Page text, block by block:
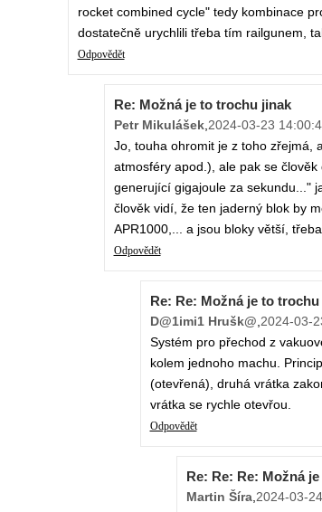
rocket combined cycle" tedy kombinace
dostatečně urychlili třeba tím railgunem,
Odpovědět
Re: Možná je to trochu jinak
Petr Mikulášek,2024-03-23
Jo, touha ohromit je z toho zřejmá,
atmosféry apod.), ale pak se
generující gigajoule za sekundu..."
člověk vidí, že ten jaderný blok by
APR1000,... a jsou bloky větší,
Odpovědět
Re: Re: Možná je to
D@1imi1 Hrušk@,2024-03-
Systém pro přechod z
kolem jednoho machu.
(otevřená), druhá vrátka
vrátka se rychle otevřou.
Odpovědět
Re: Re: Re: Možná
Martin Šíra,2024-03-